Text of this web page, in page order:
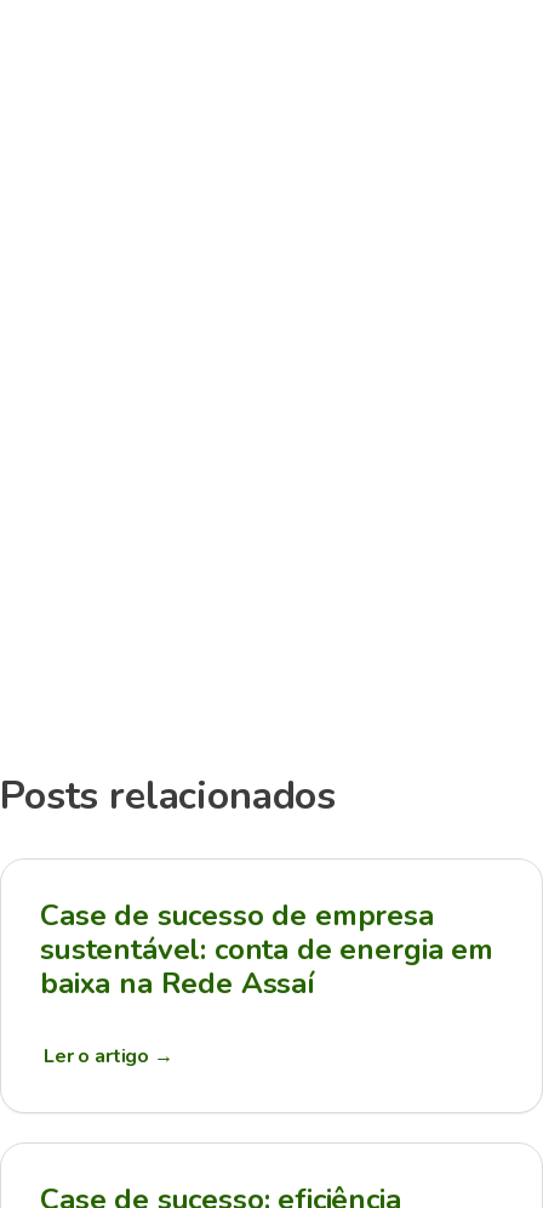
Posts relacionados
Case de sucesso de empresa
sustentável: conta de energia em
baixa na Rede Assaí
Ler o artigo →
Case de sucesso: eficiência